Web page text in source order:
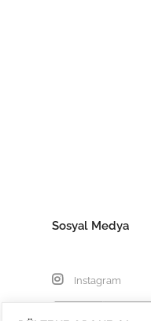
Sosyal Medya
Instagram